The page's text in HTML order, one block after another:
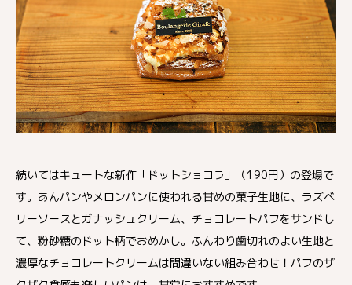
続いてはキュートな新作「ドットショコラ」（190円）の登場で
す。あんパンやメロンパンに使われる甘めの菓子生地に、ラズベ
リーソースとガナッシュクリーム、チョコレートパフをサンドし
て、粉砂糖のドット柄でおめかし。ふんわり歯切れのよい生地と
濃厚なチョコレートクリームは間違いない組み合わせ！パフのザ